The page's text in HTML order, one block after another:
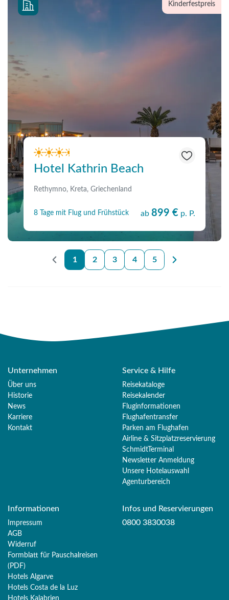
Kinderfestpreis
Hotel Kathrin Beach
Rethymno, Kreta, Griechenland
8 Tage mit Flug und Frühstück ab 899 € p. P.
1 2 3 4 5
Unternehmen
Über uns
Historie
News
Karriere
Kontakt
Service & Hilfe
Reisekataloge
Reisekalender
Fluginformationen
Flughafentransfer
Parken am Flughafen
Airline & Sitzplatzreservierung
SchmidtTerminal
Newsletter Anmeldung
Unsere Hotelauswahl
Agenturbereich
Informationen
Impressum
AGB
Widerruf
Formblatt für Pauschalreisen
(PDF)
Hotels Algarve
Hotels Costa de la Luz
Infos und Reservierungen
0800 3830038